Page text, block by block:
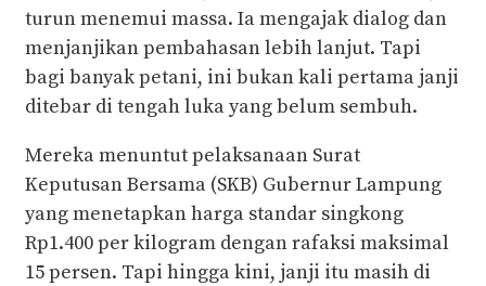
turun menemui massa. Ia mengajak dialog dan
menjanjikan pembahasan lebih lanjut. Tapi
bagi banyak petani, ini bukan kali pertama janji
ditebar di tengah luka yang belum sembuh.
Mereka menuntut pelaksanaan Surat
Keputusan Bersama (SKB) Gubernur Lampung
yang menetapkan harga standar singkong
Rp1.400 per kilogram dengan rafaksi maksimal
15 persen. Tapi hingga kini, janji itu masih di